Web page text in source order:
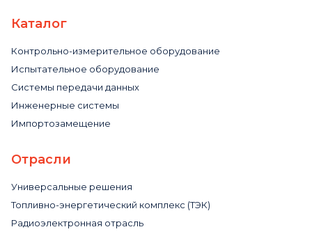
Каталог
Контрольно-измерительное оборудование
Испытательное оборудование
Системы передачи данных
Инженерные системы
Импортозамещение
Отрасли
Универсальные решения
Топливно-энергетический комплекс (ТЭК)
Радиоэлектронная отрасль